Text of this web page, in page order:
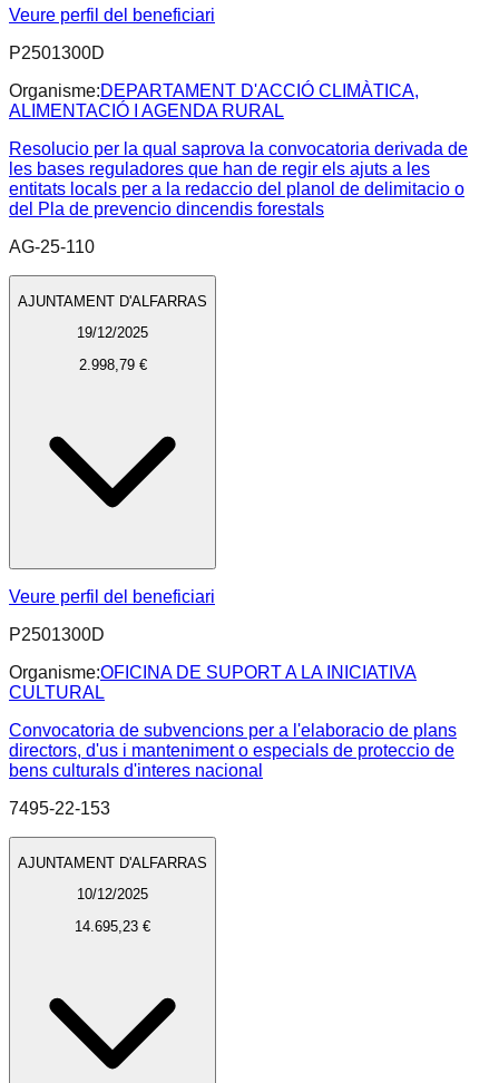
Veure perfil del beneficiari
P2501300D
Organisme:DEPARTAMENT D'ACCIÓ CLIMÀTICA,
ALIMENTACIÓ I AGENDA RURAL
Resolucio per la qual saprova la convocatoria derivada de
les bases reguladores que han de regir els ajuts a les
entitats locals per a la redaccio del planol de delimitacio o
del Pla de prevencio dincendis forestals
AG-25-110
AJUNTAMENT D'ALFARRAS
19/12/2025
2.998,79 €
Veure perfil del beneficiari
P2501300D
Organisme:OFICINA DE SUPORT A LA INICIATIVA
CULTURAL
Convocatoria de subvencions per a l'elaboracio de plans
directors, d'us i manteniment o especials de proteccio de
bens culturals d'interes nacional
7495-22-153
AJUNTAMENT D'ALFARRAS
10/12/2025
14.695,23 €